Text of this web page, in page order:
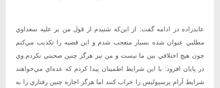
عابدزاده در ادامه گفت: از اين‌كه شنيدم از قول من بر عليه سعداوي
مطلبي عنوان شده بسيار متعجب شدم و اين قضيه را تكذيب مي‌كنم
چون هيچ اختلافي بين ما نيست و من نيز هرگز چنين صحبتي نكردم.وي
در پايان افزود: با اين شرايط اطمينان پيدا كردم كه عده‌اي مي‌خواهند
شرايط آرام پرسپوليس را خراب كنند اما هرگز اجازه چنين رفتاري را به